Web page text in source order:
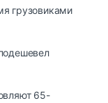
грузовиками
65-